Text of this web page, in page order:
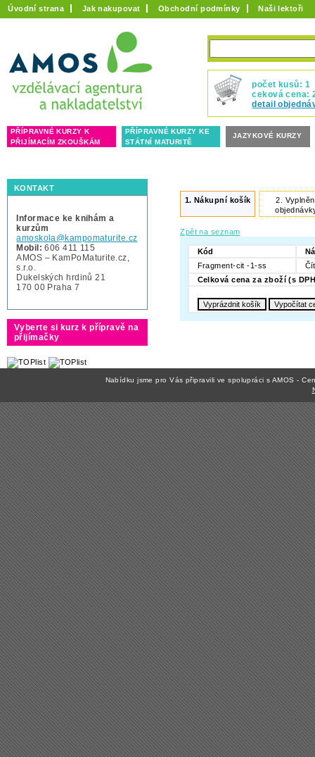
Úvodní strana Jak nakupovat Obchodní podmínky Naši lektoři
počet kusů: 1
ceková cena:
detail
PŘÍPRAVNÉ KURZY K
PŘIJÍMACÍM ZKOUŠKÁM
PŘÍPRAVNÉ KURZY KE
STÁTNÍ MATURITĚ
JAZYKOVÉ KURZY
KONTAKT
Informace ke knihám a
kurzům
amoskola@kampomaturite.cz
Mobil: 606 411 115
AMOS – KamPoMaturite.cz,
s.r.o.
Dukelských hrdinů 21
170 00 Praha 7
Vyberte si kurz k přípravě na
přijímačky
1. Nákupní košík 2.
Zpět na seznam
Kód
Fragment-cit -1-ss
Celková cena za zboží (s
Nabídku jsme pro Vás připravili ve spolupráci s AMOS -